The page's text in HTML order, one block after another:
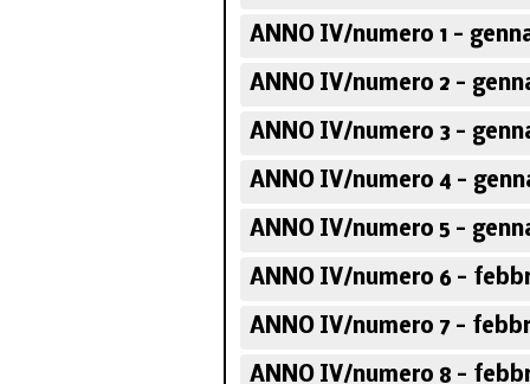
ANNO IV/numero 1 -
ANNO IV/numero 2 -
ANNO IV/numero 3 -
ANNO IV/numero 4 -
ANNO IV/numero 5 -
ANNO IV/numero 6 -
ANNO IV/numero 7 -
ANNO IV/numero 8 -